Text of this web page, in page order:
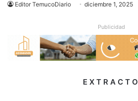
Editor TemucoDiario diciembre 1, 2025
Publicidad
E X T R A C T O